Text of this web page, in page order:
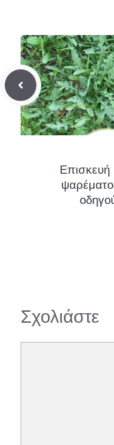
Επισκευή
Σχολιάστε